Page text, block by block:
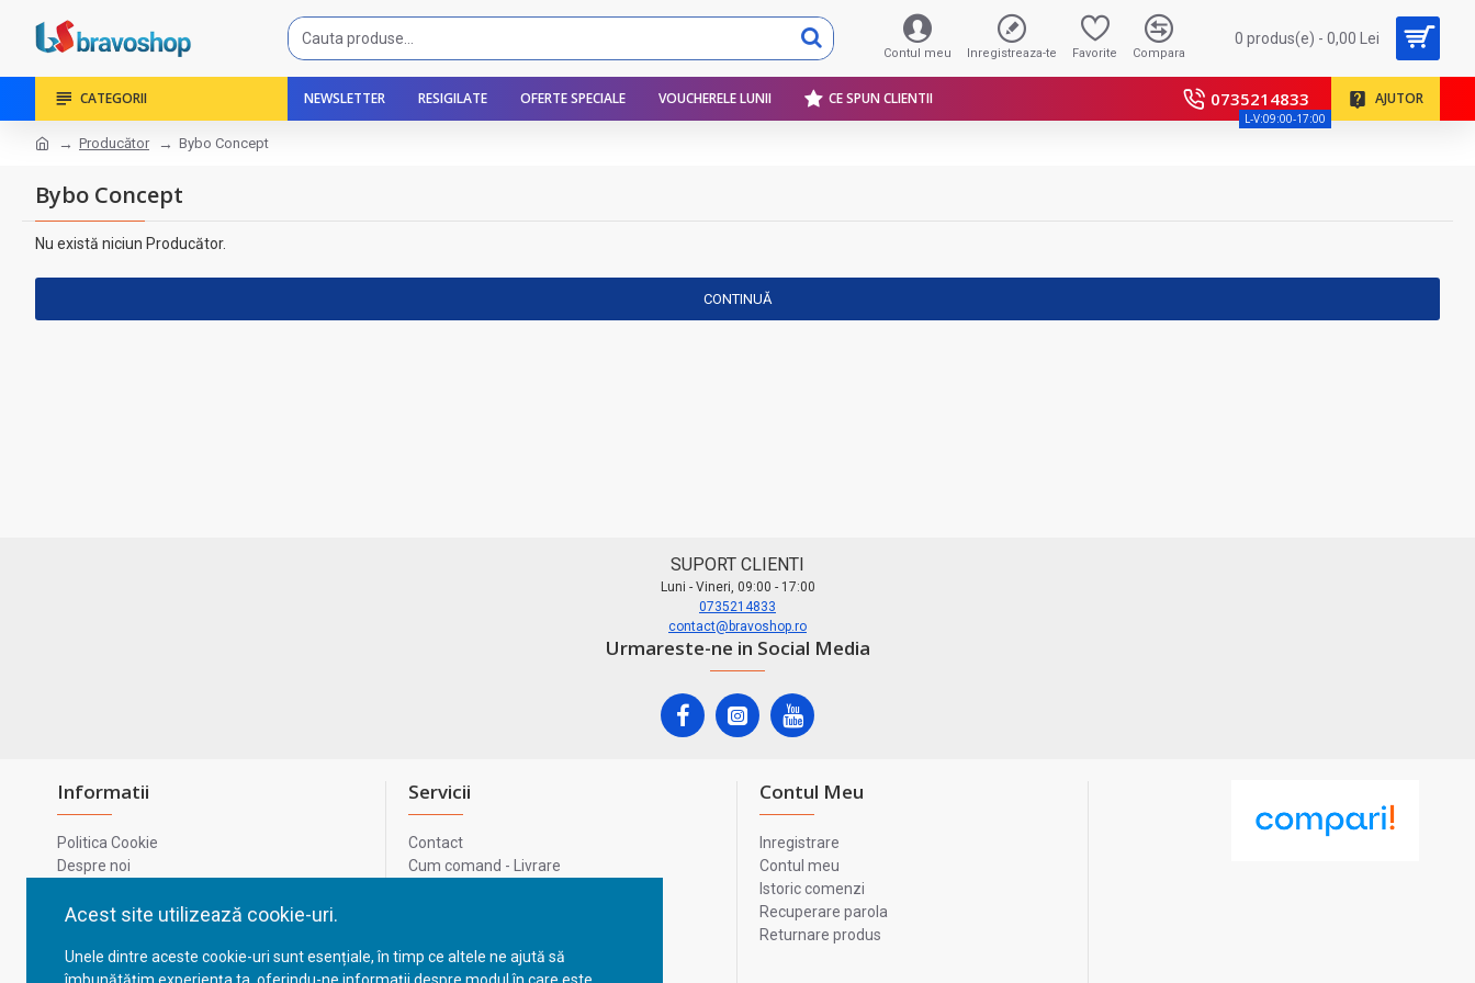
Acest site utilizează cookie-uri.
Unele dintre aceste cookie-uri sunt esențiale, în timp ce altele ne ajută să
Contul meu Inregistreaza-te Favorite Compara
0 produs(e) - 0,00 Lei
CATEGORII NEWSLETTER RESIGILATE OFERTE SPECIALE VOUCHERELE LUNII CE SPUN CLIENTII 0735214833
L-V:09:00-17:00
AJUTOR
Producător Bybo Concept
Bybo Concept
Nu există niciun Producător.
CONTINUĂ
SUPORT CLIENTI
Luni - Vineri, 09:00 - 17:00
0735214833
contact@bravoshop.ro
Urmareste-ne in Social Media
Informatii
Politica Cookie
Despre noi
Confidentialitate
GDPR - Datele tale
Servicii
Contact
Cum comand - Livrare
ANPC
Contul Meu
Inregistrare
Contul meu
Istoric comenzi
Recuperare parola
Returnare produs